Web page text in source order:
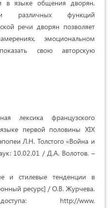
в языке общения дворян.
различных функций
речи дворян позволяет
эмоциональном
свою авторскую
лексика французского
первой половины XIX
Л.Н. Толстого «Война и
10.02.01 / Д.А. Волотов. –
и стилевые тенденции в
ресурс] / О.В. Журчева.
http://www.